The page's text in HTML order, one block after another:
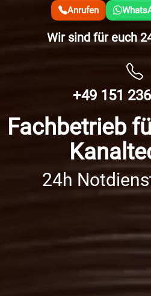
Anrufen
Wir sind für euch
+49 151
Fachbetrieb
24h